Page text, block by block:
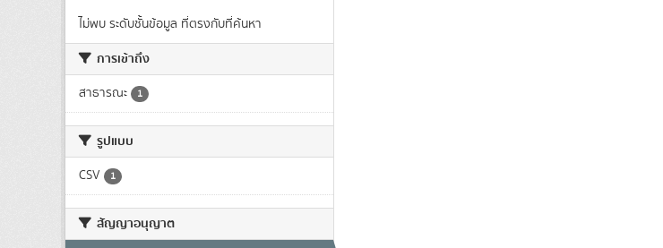
ไม่พบ ระดับชั้นข้อมูล ที่ตรงกับที่ค้นหา
การเข้าถึง
สาธารณะ 1
รูปแบบ
CSV 1
สัญญาอนุญาต